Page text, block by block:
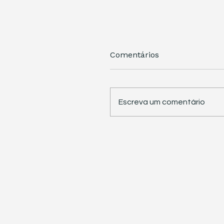
Comentários
Escreva um comentário